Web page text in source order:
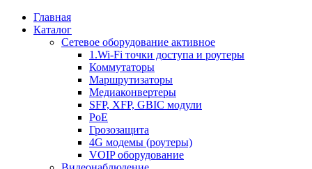
Главная
Каталог
Сетевое оборудование активное
1.Wi-Fi точки доступа и роутеры
Коммутаторы
Маршрутизаторы
Медиаконвертеры
SFP, XFP, GBIC модули
PoE
Грозозащита
4G модемы (роутеры)
VOIP оборудование